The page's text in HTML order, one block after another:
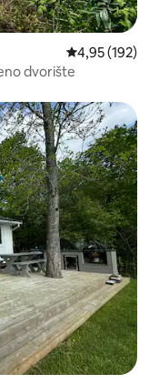
Prosječna
4,95 (192)
dvorište